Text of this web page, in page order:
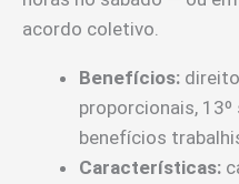
acordo coletivo.
Benefícios:
proporcionais,
benefícios
Características: